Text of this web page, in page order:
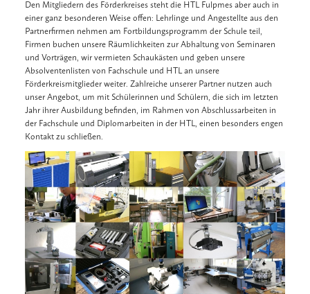
Den Mitgliedern des Förderkreises steht die HTL Fulpmes aber auch in
einer ganz besonderen Weise offen: Lehrlinge und Angestellte aus den
Partnerfirmen nehmen am Fortbildungsprogramm der Schule teil,
Firmen buchen unsere Räumlichkeiten zur Abhaltung von Seminaren
und Vorträgen, wir vermieten Schaukästen und geben unsere
Absolventenlisten von Fachschule und HTL an unsere
Förderkreismitglieder weiter. Zahlreiche unserer Partner nutzen auch
unser Angebot, um mit Schülerinnen und Schülern, die sich im letzten
Jahr ihrer Ausbildung befinden, im Rahmen von Abschlussarbeiten in
der Fachschule und Diplomarbeiten in der HTL, einen besonders engen
Kontakt zu schließen.